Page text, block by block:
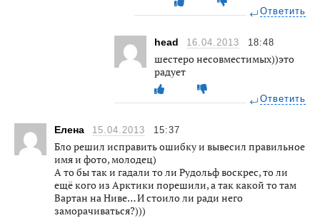
Ответить
head 16.04.2013 18:48
шестеро несовместимых))это
радует
Ответить
Елена 15.04.2013 15:37
Бло решил исправить ошибку и вывесил правильное
имя и фото, молодец)
А то бы так и гадали то ли Рудольф воскрес, то ли
ещё кого из Арктики порешили, а так какой то там
Вартан на Ниве… И стоило ли ради него
заморачиваться?)))